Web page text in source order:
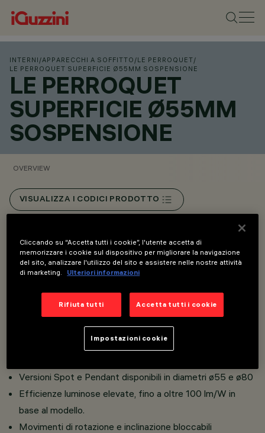
INTERNI /APPARECCHI A SOFFITTO /LE PERROQUET/
LE PERROQUET SUPERFICIE Ø55MM SOSPENSIONE
LE PERROQUET
SUPERFICIE Ø55MM
SOSPENSIONE
OVERVIEW
VISUALIZZA I CODICI PRODOTTO
Overview
Corpo in pressofusione di alluminio e materiale
termoplastico ad alta resistenza.
Elevato comfort visivo con ottiche Opti Beam per
modellazione precisa del fascio.
Disponibile in finiture vivaci o neutre, armonizzate con
Versioni Spot e Pendant disponibili in diametri ø55 e ø80
Efficienze luminose elevate, fino a oltre 100 lm/W in
base al modello.
Movimenti di rotazione e inclinazione bloccabili
Cliccando su “Accetta tutti i cookie”, l'utente accetta di
memorizzare i cookie sul dispositivo per migliorare la navigazione
del sito, analizzare l'utilizzo del sito e assistere nelle nostre attività
di marketing.
Ulteriori informazioni
Rifiuta tutti Accetta tutti i cookie
Impostazioni cookie